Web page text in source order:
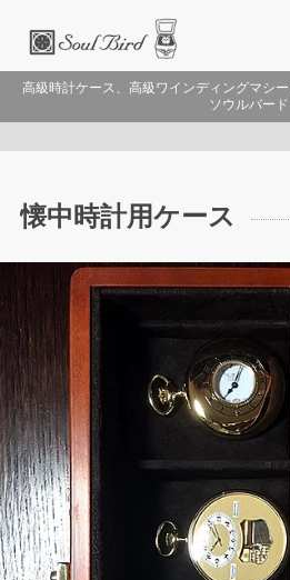
高級時計ケース、高級ワインディングマシ
ソウルバード
懐中時計用ケース